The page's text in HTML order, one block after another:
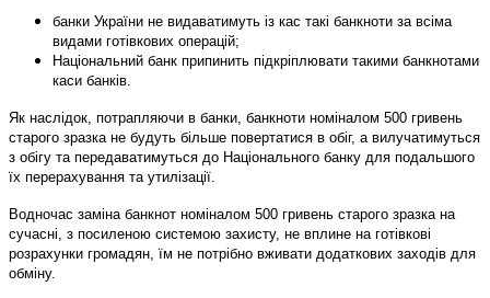
банки України не видаватимуть із кас такі банкноти за всіма
видами готівкових операцій;
Національний банк припинить підкріплювати такими банкнотами
каси банків.
Як наслідок, потрапляючи в банки, банкноти номіналом 500 гривень
старого зразка не будуть більше повертатися в обіг, а вилучатимуться
з обігу та передаватимуться до Національного банку для подальшого
їх перерахування та утилізації.
Водночас заміна банкнот номіналом 500 гривень старого зразка на
сучасні, з посиленою системою захисту, не вплине на готівкові
розрахунки громадян, їм не потрібно вживати додаткових заходів для
обміну.